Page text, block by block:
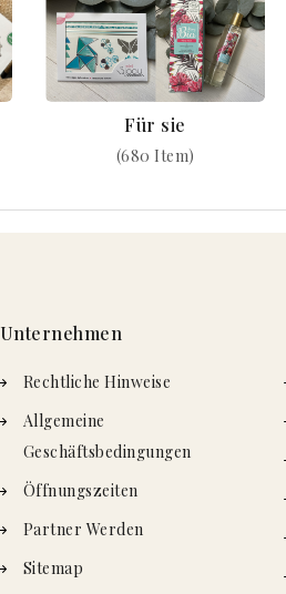
Für sie
(680 Item)
Unternehmen
Rechtliche Hinweise
Allgemeine
Geschäftsbedingungen
Öffnungszeiten
Partner Werden
Sitemap